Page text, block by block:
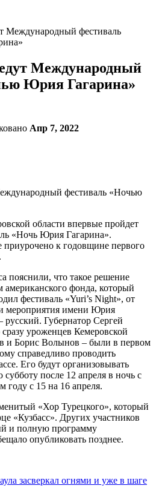
Международный фестиваль
Международный
Юрия Гагарина»
Апр 7, 2022
области впервые пройдет
«Ночь Юрия Гагарина».
к годовщине первого
пояснили, что такое решение
американского фонда, который
фестиваль «Yuri’s Night», от
мероприятия имени Юрия
русский. Губернатор Сергей
уроженцев Кемеровской
и Борис Волынов – были в первом
справедливо проводить
Его будут организовывать
после 12 апреля в ночь с
году с 15 на 16 апреля.
«Хор Турецкого», который
«Кузбасс». Других участников
и полную программу
опубликовать позднее.
засверкал огнями и уже в шаге